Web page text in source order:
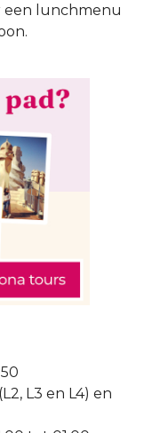
een lunchmenu
L3 en L4) en